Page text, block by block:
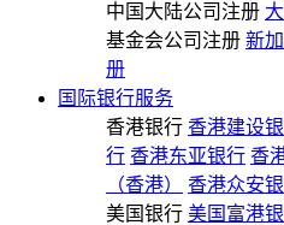
中国大陆公司注册
基金会公司注册 新
册
国际银行服务
香港银行 香港建设
行 香港东亚银行 香
（香港）
香港众安
美国银行 美国富港